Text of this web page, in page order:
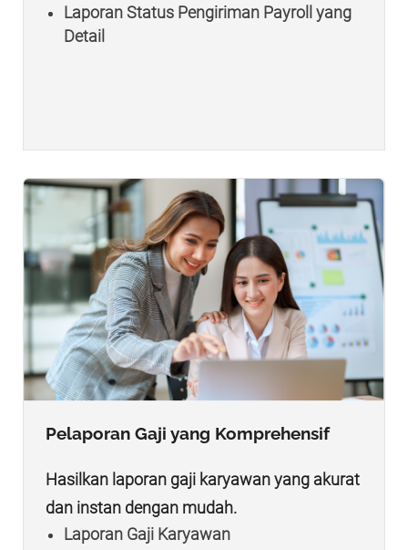
Laporan Status Pengiriman Payroll yang
Detail
Pelaporan Gaji yang Komprehensif
Hasilkan laporan gaji karyawan yang akurat
dan instan dengan mudah.
Laporan Gaji Karyawan